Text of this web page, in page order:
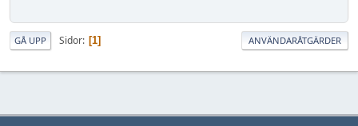
GÅ UPP Sidor 1 ANVÄNDARÅTGÄRDER